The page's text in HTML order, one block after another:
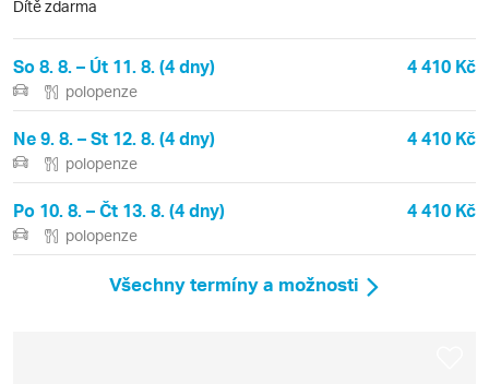
Dítě zdarma
So 8. 8. – Út 11. 8. (4 dny) 4 410 Kč
polopenze
Ne 9. 8. – St 12. 8. (4 dny) 4 410 Kč
polopenze
Po 10. 8. – Čt 13. 8. (4 dny) 4 410 Kč
polopenze
Všechny termíny a možnosti